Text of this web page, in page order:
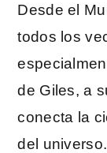
Desde el
todos los
de Giles, a
conecta la
del